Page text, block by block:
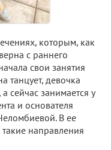
которым, как
с раннего
свои занятия
танцует, девочка
сейчас занимается у
и основателя
В ее
направления